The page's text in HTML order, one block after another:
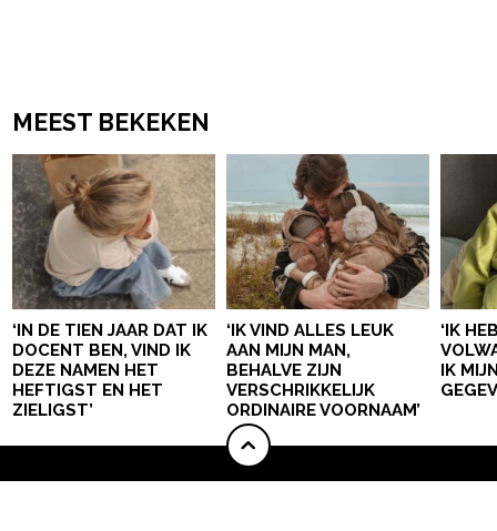
MEEST BEKEKEN
‘IN DE TIEN JAAR DAT IK
DOCENT BEN, VIND IK
DEZE NAMEN HET
HEFTIGST EN HET
ZIELIGST’
‘IK VIND ALLES LEUK
AAN MIJN MAN,
BEHALVE ZIJN
VERSCHRIKKELIJK
ORDINAIRE VOORNAAM’
‘IK
IK